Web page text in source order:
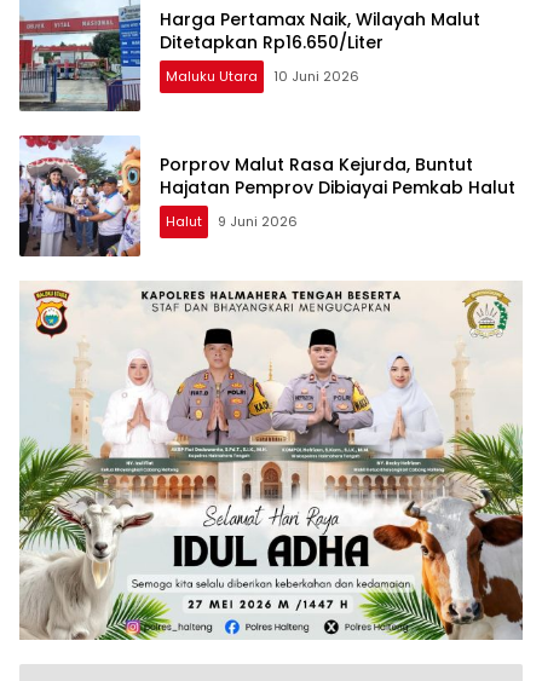
Harga Pertamax Naik, Wilayah Malut
Ditetapkan Rp16.650/Liter
Maluku Utara 10 Juni 2026
Porprov Malut Rasa Kejurda, Buntut
Hajatan Pemprov Dibiayai Pemkab Halut
Halut 9 Juni 2026